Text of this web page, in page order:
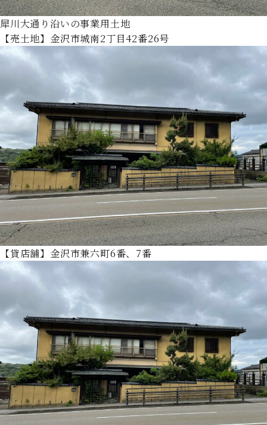
犀川大通り沿いの事業用土地
【売土地】金沢市城南2丁目42番26号
【貸店舗】金沢市兼六町6番、7番